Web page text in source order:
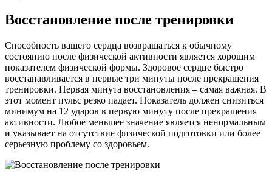
Восстановление после тренировки
Способность вашего сердца возвращаться к обычному
состоянию после физической активности является хорошим
показателем физической формы. Здоровое сердце быстро
восстанавливается в первые три минуты после прекращения
тренировки. Первая минута восстановления – самая важная. В
этот момент пульс резко падает. Показатель должен снизиться
минимум на 12 ударов в первую минуту после прекращения
активности. Любое меньшее значение является ненормальным
и указывает на отсутствие физической подготовки или более
серьезную проблему со здоровьем.